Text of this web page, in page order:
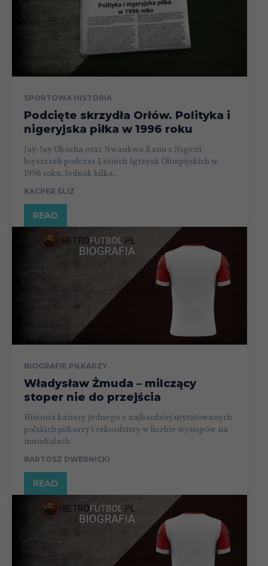
SPORTOWA HISTORIA
Podcięte skrzydła Orłów. Polityka i
nigeryjska piłka w 1996 roku
Jay-Jay Okocha oraz Nwankwo Kanu z Nigerii
błyszczeli podczas Letnich Igrzysk Olimpijskich w
1996 roku. Jednak kilka...
KACPER ŚLIZ
READ
BIOGRAFIE PIŁKARZY
Władysław Żmuda – milczący
stoper nie do przejścia
Historia kariery jednego z najbardziej utytułowanych
polskich piłkarzy i rekordzisty w liczbie występów na
mundialach
BARTOSZ DWERNICKI
READ